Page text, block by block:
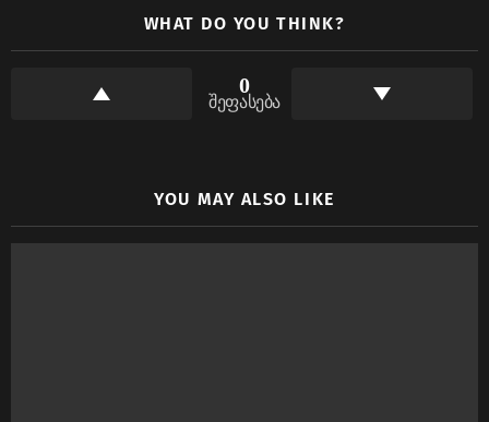
WHAT DO YOU THINK?
0
შეფასება
YOU MAY ALSO LIKE